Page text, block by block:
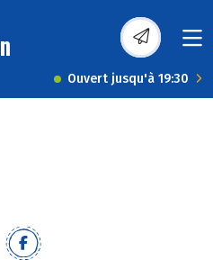
Ouvert jusqu'à 19:30